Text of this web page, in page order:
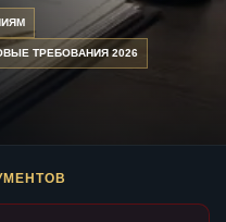
ТРЕБОВАНИЯ 2026